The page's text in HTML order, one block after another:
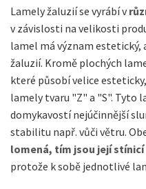
Lamely žaluzií se vyrábí v
v závislosti na velikosti
lamel má význam
žaluzií. Kromě plochých
které působí velice
lamely tvaru "Z" a "S". Tyto
domykavostí nejúčinnější
stabilitu např. vůči větru.
lomená, tím jsou její
protože k sobě jednotlivé